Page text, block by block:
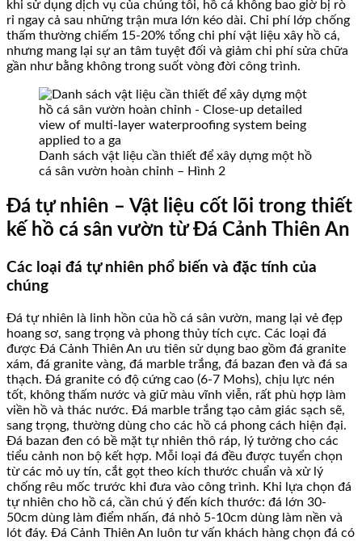
khi sử dụng dịch vụ của chúng tôi, hồ cá không bao giờ bị rò
rỉ ngay cả sau những trận mưa lớn kéo dài. Chi phí lớp chống
thấm thường chiếm 15-20% tổng chi phí vật liệu xây hồ cá,
nhưng mang lại sự an tâm tuyệt đối và giảm chi phí sửa chữa
gần như bằng không trong suốt vòng đời công trình.
Danh sách vật liệu cần thiết để xây dựng một hồ
cá sân vườn hoàn chỉnh – Hình 2
Đá tự nhiên – Vật liệu cốt lõi trong thiết
kế hồ cá sân vườn từ Đá Cảnh Thiên An
Các loại đá tự nhiên phổ biến và đặc tính của
chúng
Đá tự nhiên là linh hồn của hồ cá sân vườn, mang lại vẻ đẹp
hoang sơ, sang trọng và phong thủy tích cực. Các loại đá
được Đá Cảnh Thiên An ưu tiên sử dụng bao gồm đá granite
xám, đá granite vàng, đá marble trắng, đá bazan đen và đá sa
thạch. Đá granite có độ cứng cao (6-7 Mohs), chịu lực nén
tốt, không thấm nước và giữ màu vĩnh viễn, rất phù hợp làm
viền hồ và thác nước. Đá marble trắng tạo cảm giác sạch sẽ,
sang trọng, thường dùng cho các hồ cá phong cách hiện đại.
Đá bazan đen có bề mặt tự nhiên thô ráp, lý tưởng cho các
tiểu cảnh non bộ kết hợp. Mỗi loại đá đều được tuyển chọn
từ các mỏ uy tín, cắt gọt theo kích thước chuẩn và xử lý
chống rêu mốc trước khi đưa vào công trình. Khi lựa chọn đá
tự nhiên cho hồ cá, cần chú ý đến kích thước: đá lớn 30-
50cm dùng làm điểm nhấn, đá nhỏ 5-10cm dùng làm nền và
lót đáy. Đá Cảnh Thiên An luôn tư vấn khách hàng chọn đá có